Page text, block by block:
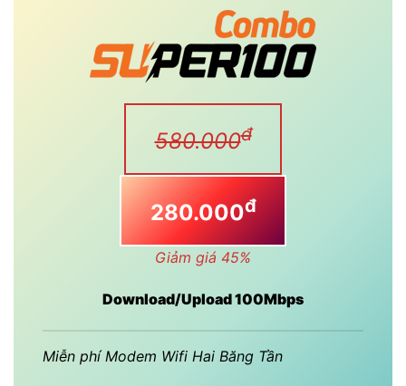
580.000đ
280.000đ
Giảm giá 45%
Download/Upload 100Mbps
Miễn phí Modem Wifi Hai Băng Tần